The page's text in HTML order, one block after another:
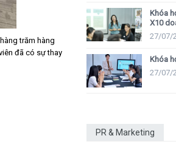
trăm hàng
đã có sự thay
Khóa
X10
27/07/
Khóa
27/07/
PR & Marketing